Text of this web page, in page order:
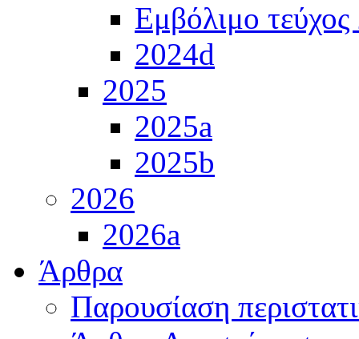
Εμβόλιμο
2024d
2025
2025a
2025b
2026
2026a
Άρθρα
Παρουσίαση